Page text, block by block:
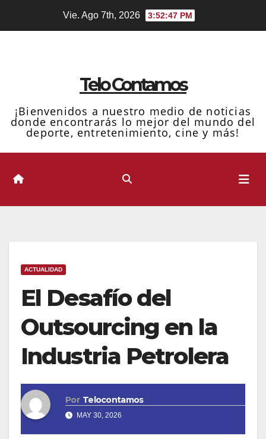
Vie. Ago 7th, 2026 3:52:48 PM
Telo Contamos
¡Bienvenidos a nuestro medio de noticias
donde encontrarás lo mejor del mundo del
deporte, entretenimiento, cine y más!
ACTUALIDAD
El Desafío del
Outsourcing en la
Industria Petrolera
Por Telocontamos
MAY 30, 2026